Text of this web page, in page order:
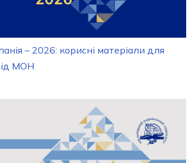
– 2026: корисні матеріали для
МОН